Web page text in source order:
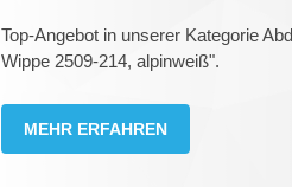
Top-Angebot in unserer Kategorie
Wippe 2509-214, alpinweiß".
MEHR ERFAHREN